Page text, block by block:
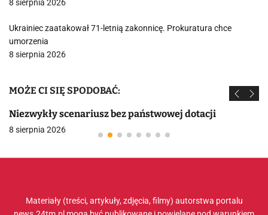
8 sierpnia 2026
Ukrainiec zaatakował 71-letnią zakonnicę. Prokuratura chce
umorzenia
8 sierpnia 2026
MOŻE CI SIĘ SPODOBAĆ:
Niezwykły scenariusz bez państwowej dotacji
8 sierpnia 2026
Materiały (treści, artykuły, zdjęcia, filmy) autorstwa portalu